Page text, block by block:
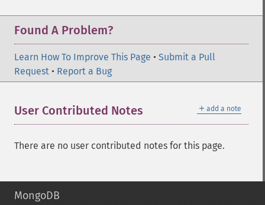
Found A Problem?
Learn How To Improve This Page • Submit a Pull
Request • Report a Bug
＋ add a note
User Contributed Notes
There are no user contributed notes for this page.
MongoDB